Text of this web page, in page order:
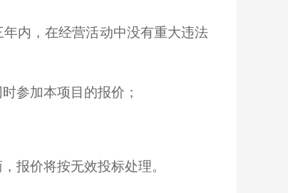
内，在经营活动中没有重大违法
参加本项目的报价；
报价将按无效投标处理。